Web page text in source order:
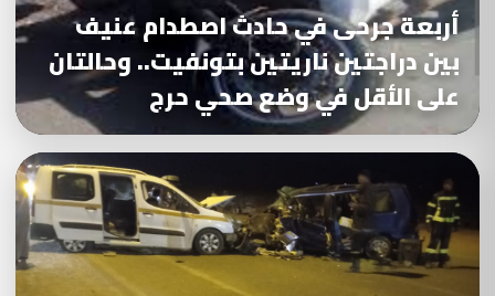
أربعة جرحى في حادث اصطدام عنيف
بين دراجتين ناريتين بتونفيت.. وحالتان
على الأقل في وضع صحي حرج